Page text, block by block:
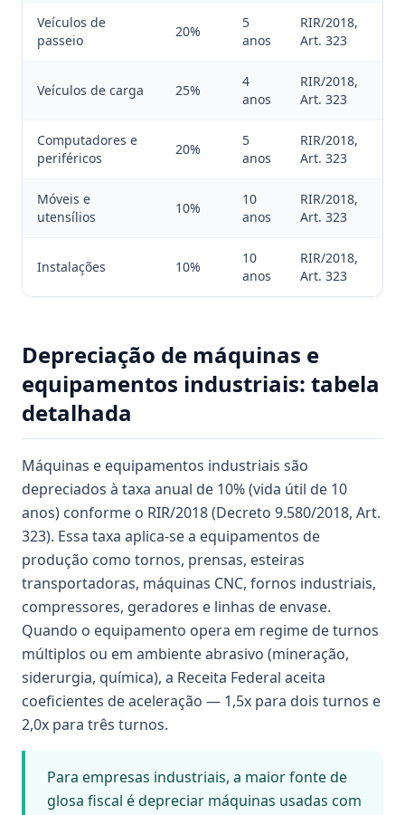
Veículos de
passeio
20%
5
anos
RIR/2018,
Art. 323
Veículos de carga 25%
4
anos
RIR/2018,
Art. 323
Computadores e
periféricos
20%
5
anos
RIR/2018,
Art. 323
Móveis e
utensílios
10%
10
anos
RIR/2018,
Art. 323
Instalações 10%
10
anos
RIR/2018,
Art. 323
Depreciação de máquinas e
equipamentos industriais: tabela
detalhada
Máquinas e equipamentos industriais são
depreciados à taxa anual de 10% (vida útil de 10
anos) conforme o RIR/2018 (Decreto 9.580/2018, Art.
323). Essa taxa aplica-se a equipamentos de
produção como tornos, prensas, esteiras
transportadoras, máquinas CNC, fornos industriais,
compressores, geradores e linhas de envase.
Quando o equipamento opera em regime de turnos
múltiplos ou em ambiente abrasivo (mineração,
siderurgia, química), a Receita Federal aceita
coeficientes de aceleração — 1,5x para dois turnos e
2,0x para três turnos.
Para empresas industriais, a maior fonte de
glosa fiscal é depreciar máquinas usadas com